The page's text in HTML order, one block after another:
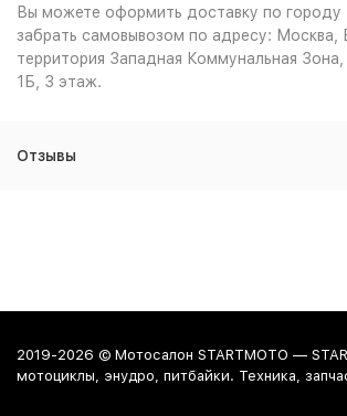
Вы можете оформить доставку по городу
забрать самовывозом по адресу: Москва,
территория Западная Коммунальная Зона,
1Б, 3 этаж.
Отзывы
2019-2026 © Мотосалон STARTMOTO —
мотоциклы, энудро, питбайки. Техника,